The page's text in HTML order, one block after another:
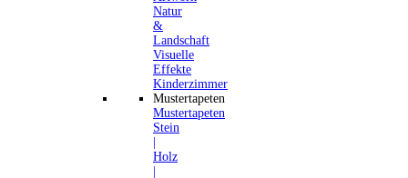
Natur
&
Landschaft
Visuelle
Effekte
Kinderzimmer
Mustertapeten
Mustertapeten
Stein
Holz